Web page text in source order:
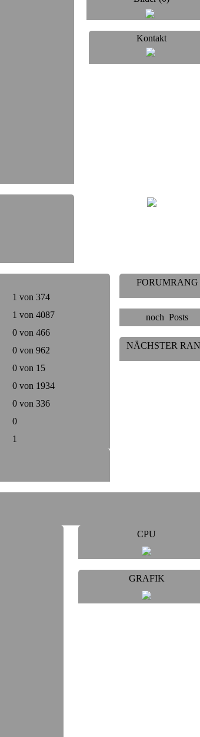
Kontakt
1 von 374
1 von 4087
0 von 466
0 von 962
0 von 15
0 von 1934
0 von 336
0
1
FORUMRANG
noch Posts
NÄCHSTER
CPU
GRAFIK